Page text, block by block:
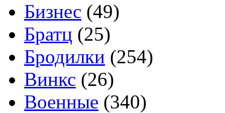
Бизнес (49)
Братц (25)
Бродилки (254)
Винкс (26)
Военные (340)